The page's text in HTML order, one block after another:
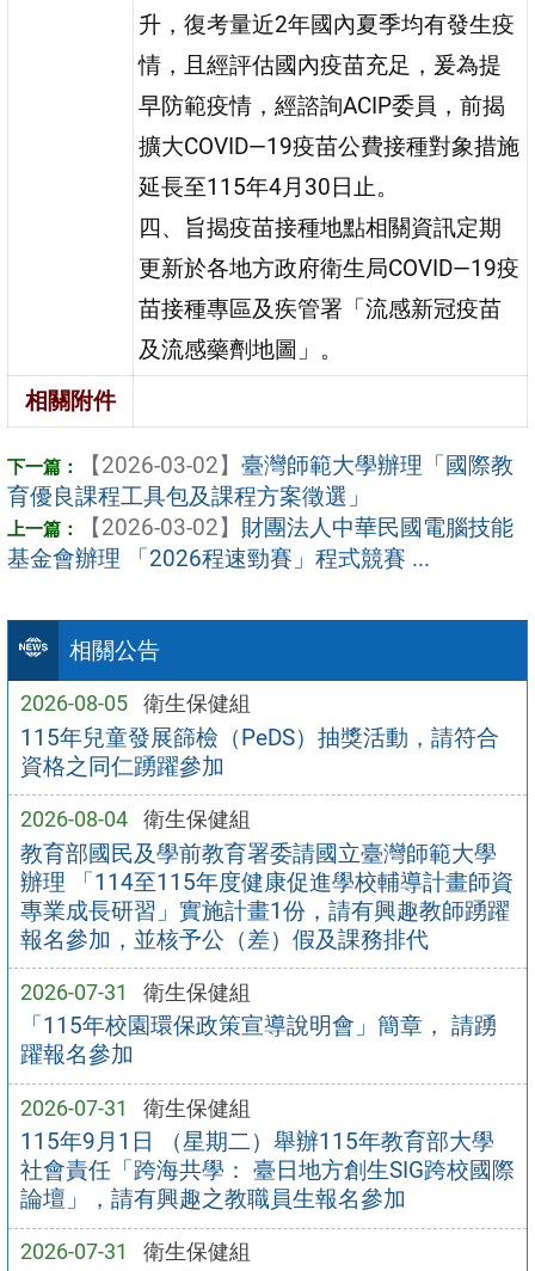
相關公告
2026-08-05 衛生保健組
115年兒童發展篩檢（PeDS）抽獎活動，請符合
資格之同仁踴躍參加
2026-08-04 衛生保健組
教育部國民及學前教育署委請國立臺灣師範大學
辦理 「114至115年度健康促進學校輔導計畫師資
專業成長研習」實施計畫1份，請有興趣教師踴躍
報名參加，並核予公（差）假及課務排代
2026-07-31 衛生保健組
「115年校園環保政策宣導說明會」簡章， 請踴
躍報名參加
2026-07-31 衛生保健組
115年9月1日 （星期二）舉辦115年教育部大學
社會責任「跨海共學： 臺日地方創生SIG跨校國際
論壇」，請有興趣之教職員生報名參加
2026-07-31 衛生保健組
升，復考量近2年國內夏季均有發生疫
情，且經評估國內疫苗充足，爰為提
早防範疫情，經諮詢ACIP委員，前揭
擴大COVID—19疫苗公費接種對象措施
延長至115年4月30日止。
四、旨揭疫苗接種地點相關資訊定期
更新於各地方政府衛生局COVID—19疫
苗接種專區及疾管署「流感新冠疫苗
及流感藥劑地圖」。
相關附件
【2026-03-02】 臺灣師範大學辦理「國際教
育優良課程工具包及課程方案徵選」
【2026-03-02】 財團法人中華民國電腦技能
基金會辦理 「2026程速勁賽」程式競賽 ...